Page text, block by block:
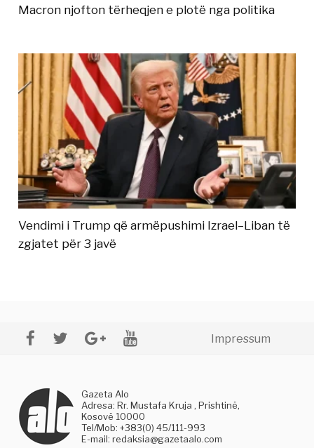
Macron njofton tërheqjen e plotë nga politika
Vendimi i Trump që armëpushimi Izrael–Liban të
zgjatet për 3 javë
Impressum
Gazeta Alo
Adresa: Rr. Mustafa Kruja , Prishtinë,
Kosovë 10000
Tel/Mob: +383(0) 45/111-993
E-mail:redaksia@gazetaalo.com